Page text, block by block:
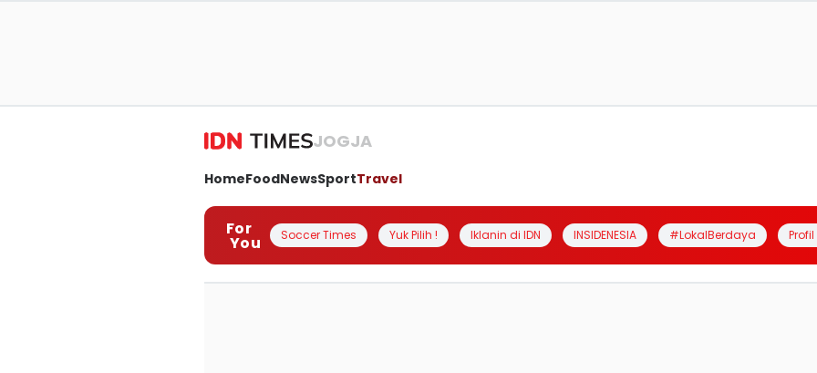
JOGJA
HomeFoodNewsSportTravel
For
You Soccer Times Yuk Pilih ! Iklanin di IDN INSIDENESIA #LokalBerdaya